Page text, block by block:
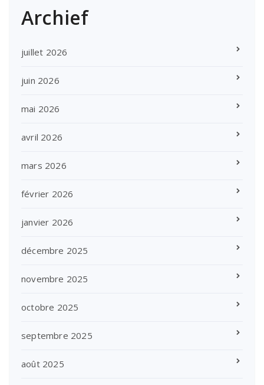
Archief
juillet 2026
juin 2026
mai 2026
avril 2026
mars 2026
février 2026
janvier 2026
décembre 2025
novembre 2025
octobre 2025
septembre 2025
août 2025